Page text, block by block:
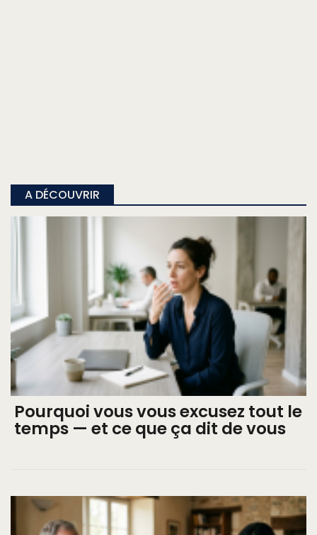
A DÉCOUVRIR
Pourquoi vous vous excusez tout le
temps — et ce que ça dit de vous